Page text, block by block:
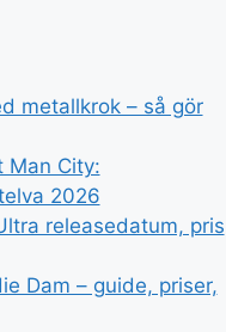
metallkrok – så gör
Man City:
2026
releasedatum, pris
Dam – guide, priser,